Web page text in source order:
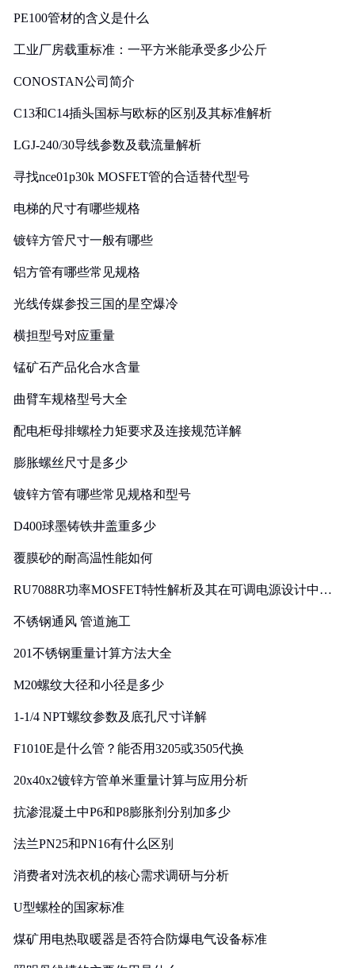
PE100管材的含义是什么
工业厂房载重标准：一平方米能承受多少公斤
CONOSTAN公司简介
C13和C14插头国标与欧标的区别及其标准解析
LGJ-240/30导线参数及载流量解析
寻找nce01p30k MOSFET管的合适替代型号
电梯的尺寸有哪些规格
镀锌方管尺寸一般有哪些
铝方管有哪些常见规格
光线传媒参投三国的星空爆冷
横担型号对应重量
锰矿石产品化合水含量
曲臂车规格型号大全
配电柜母排螺栓力矩要求及连接规范详解
膨胀螺丝尺寸是多少
镀锌方管有哪些常见规格和型号
D400球墨铸铁井盖重多少
覆膜砂的耐高温性能如何
RU7088R功率MOSFET特性解析及其在可调电源设计中的
不锈钢通风 管道施工
201不锈钢重量计算方法大全
M20螺纹大径和小径是多少
1-1/4 NPT螺纹参数及底孔尺寸详解
F1010E是什么管？能否用3205或3505代换
20x40x2镀锌方管单米重量计算与应用分析
抗渗混凝土中P6和P8膨胀剂分别加多少
法兰PN25和PN16有什么区别
消费者对洗衣机的核心需求调研与分析
U型螺栓的国家标准
煤矿用电热取暖器是否符合防爆电气设备标准